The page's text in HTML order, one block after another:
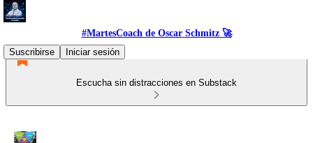
#MartesCoach de Oscar Schmitz 🚀
Suscribirse
Iniciar sesión
Escucha sin distracciones en Substack